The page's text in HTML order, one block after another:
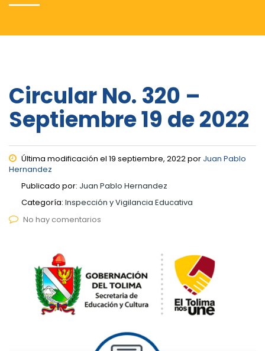
Circular No. 320 –
Septiembre 19 de 2022
Última modificación el 19 septiembre, 2022 por Juan Pablo
Hernandez
Publicado por: Juan Pablo Hernandez
Categoría: Inspección y Vigilancia Educativa
No hay comentarios